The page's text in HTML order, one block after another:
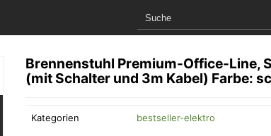
Brennenstuhl Premium-Office-Line,
(mit Schalter und 3m Kabel) Farbe:
Kategorien bestseller-elektro